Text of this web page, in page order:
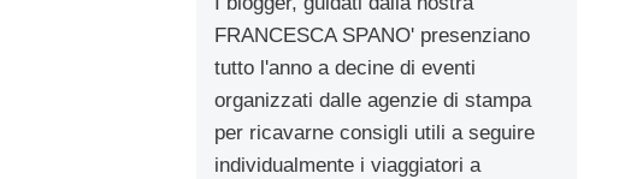
FRANCESCA SPANO' presenziano
tutto l'anno a decine di eventi
organizzati dalle agenzie di stampa
per ricavarne consigli utili a seguire
individualmente i viaggiatori a